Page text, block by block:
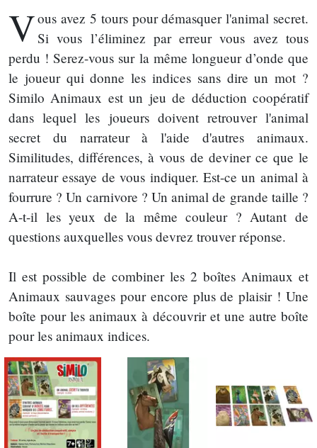
Vous avez 5 tours pour démasquer l'animal secret.
Si vous l’éliminez par erreur vous avez tous
perdu ! Serez-vous sur la même longueur d’onde que
le joueur qui donne les indices sans dire un mot ?
Similo Animaux est un jeu de déduction coopératif
dans lequel les joueurs doivent retrouver l'animal
secret du narrateur à l'aide d'autres animaux.
Similitudes, différences, à vous de deviner ce que le
narrateur essaye de vous indiquer. Est-ce un animal à
fourrure ? Un carnivore ? Un animal de grande taille ?
A-t-il les yeux de la même couleur ? Autant de
questions auxquelles vous devrez trouver réponse.
Il est possible de combiner les 2 boîtes Animaux et
Animaux sauvages pour encore plus de plaisir ! Une
boîte pour les animaux à découvrir et une autre boîte
pour les animaux indices.